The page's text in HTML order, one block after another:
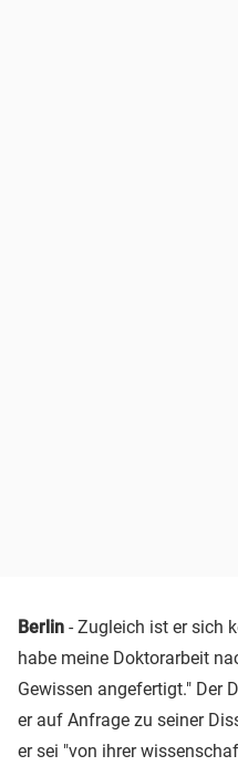
Berlin - Zugleich ist er sich
habe meine Doktorarbeit
Gewissen angefertigt." Der
er auf Anfrage zu seiner
er sei "von ihrer